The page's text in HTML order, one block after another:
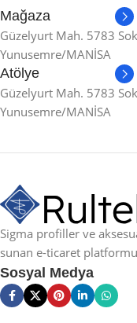
Mağaza
Güzelyurt Mah. 5783
Yunusemre/MANİSA
Atölye
Güzelyurt Mah. 5783
Yunusemre/MANİSA
Sigma profiller ve
sunan e-ticaret
Sosyal Medya